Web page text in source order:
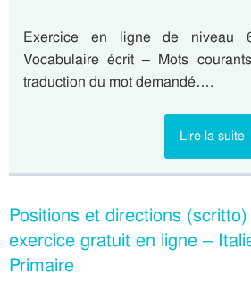
Exercice en ligne de niveau
Vocabulaire écrit – Mots
traduction du mot demandé….
Lire la suite
Positions et directions
exercice gratuit en ligne –
Primaire